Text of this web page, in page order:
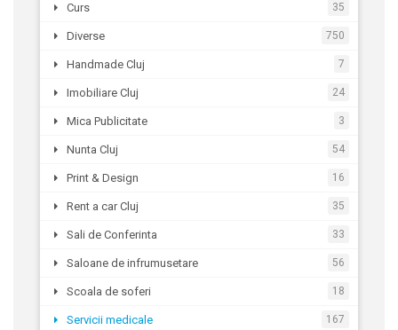
Curs 35
Diverse 750
Handmade Cluj 7
Imobiliare Cluj 24
Mica Publicitate 3
Nunta Cluj 54
Print & Design 16
Rent a car Cluj 35
Sali de Conferinta 33
Saloane de infrumusetare 56
Scoala de soferi 18
Servicii medicale 167